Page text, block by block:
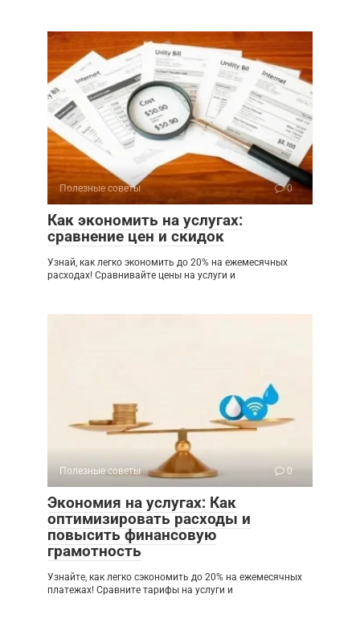
Полезные советы 0
Как экономить на услугах:
сравнение цен и скидок
Узнай, как легко экономить до 20% на ежемесячных
расходах! Сравнивайте цены на услуги и
Полезные советы 0
Экономия на услугах: Как
оптимизировать расходы и
повысить финансовую
грамотность
Узнайте, как легко сэкономить до 20% на ежемесячных
платежах! Сравните тарифы на услуги и